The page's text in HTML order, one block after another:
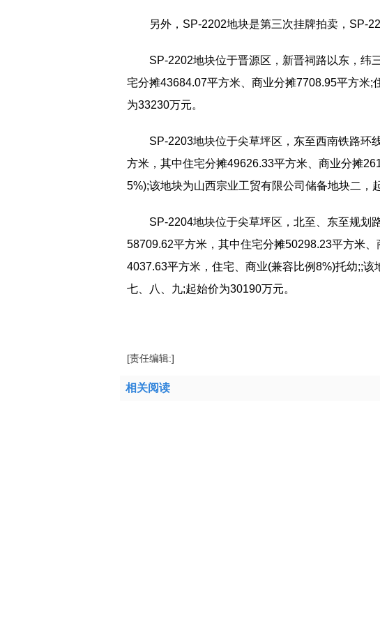
另外，SP-2202地块是第三次挂牌拍卖，SP-
SP-2202地块位于晋源区，新晋祠路以东，纬
宅分摊43684.07平方米、商业分摊7708.95平方米;
为33230万元。
SP-2203地块位于尖草坪区，东至西南铁路环
方米，其中住宅分摊49626.33平方米、商业分摊
5%);该地块为山西宗业工贸有限公司储备地块二，
SP-2204地块位于尖草坪区，北至、东至规划
58709.62平方米，其中住宅分摊50298.23平方米
4037.63平方米，住宅、商业(兼容比例8%)托幼;;
七、八、九;起始价为30190万元。
[责任编辑:]
相关阅读